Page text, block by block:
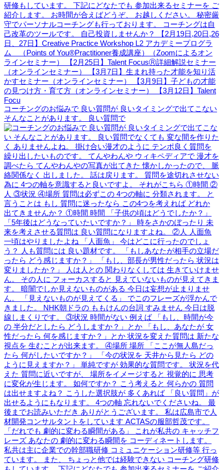
コーチングのお悩みで 良い質問が 良いタイミングで出てこない
そんなことがあります。 良い質問で